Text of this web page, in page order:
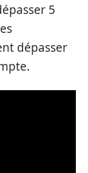
5
dépasser